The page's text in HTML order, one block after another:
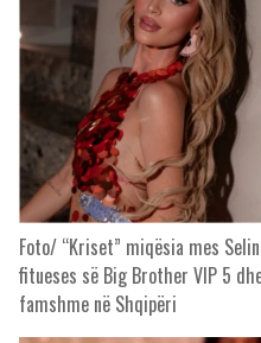
Foto/ “Kriset” miqësia mes
fitueses së Big Brother VIP 5
famshme në Shqipëri